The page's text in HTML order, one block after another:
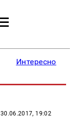
Интересное
30.06.2017, 19:02